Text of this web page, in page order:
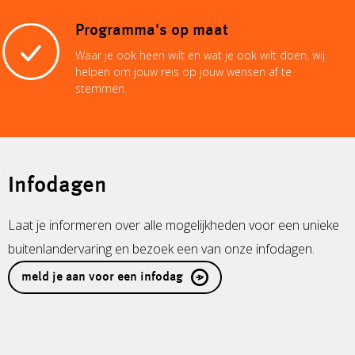
Programma's op maat
Waar je ook heen wilt en wat je ook wilt doen, wij
helpen om jouw reis op jouw wensen af te
stemmen.
Infodagen
Laat je informeren over alle mogelijkheden voor een unieke
buitenlandervaring en bezoek een van onze infodagen.
meld je aan voor een infodag